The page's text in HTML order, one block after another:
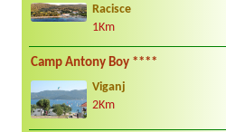
Racisce
1Km
Camp Antony Boy ****
Viganj
2Km